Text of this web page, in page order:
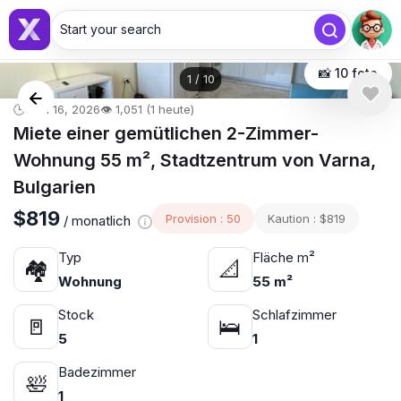
Start your search
1 / 10 📸 10 foto
🕒 Jan 16, 2026👁️ 1,051 (1 heute)
Miete einer gemütlichen 2-Zimmer-
Wohnung 55 m², Stadtzentrum von Varna,
Bulgarien
$819 / monatlich Provision : 50 Kaution : $819
🏘
Typ
Wohnung
📐
Fläche m²
55 m²
🚪
Stock
5
🛌
Schlafzimmer
1
🛀
Badezimmer
1